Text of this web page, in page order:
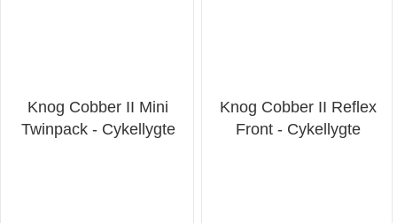
Knog Cobber II Mini
Twinpack - Cykellygte
Knog Cobber II Reflex
Front - Cykellygte